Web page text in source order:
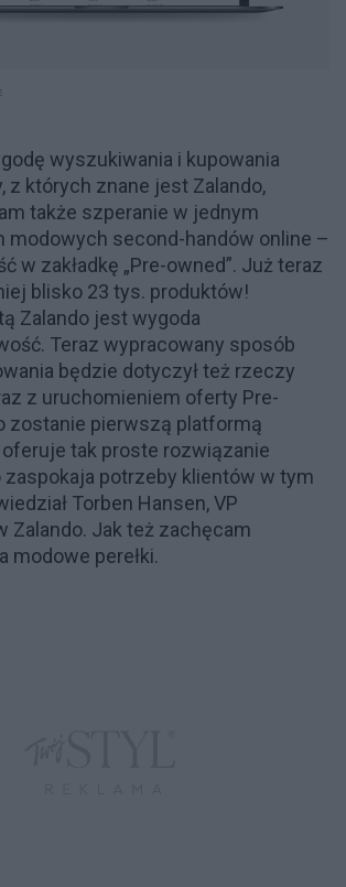
wyszukiwania i kupowania
z których znane jest Zalando,
także szperanie w jednym
modowych second-handów online –
w zakładkę „Pre-owned”. Już teraz
blisko 23 tys. produktów!
Zalando jest wygoda
Teraz wypracowany sposób
będzie dotyczył też rzeczy
z uruchomieniem oferty Pre-
zostanie pierwszą platformą
tak proste rozwiązanie
potrzeby klientów w tym
Torben Hansen, VP
Zalando. Jak też zachęcam
modowe perełki.